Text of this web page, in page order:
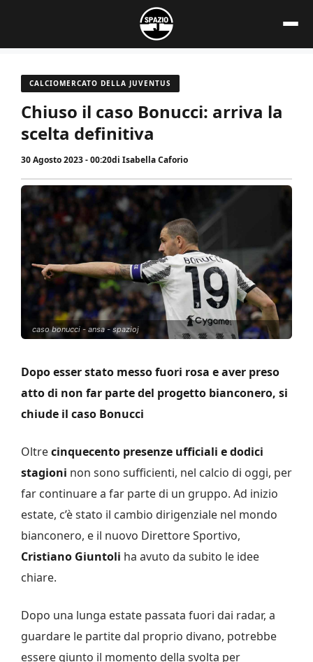
contenuto
CALCIOMERCATO DELLA JUVENTUS
Chiuso il caso Bonucci: arriva la
scelta definitiva
30 Agosto 2023 - 00:20di Isabella Caforio
caso bonucci - ansa - spazioj
Dopo esser stato messo fuori rosa e aver preso
atto di non far parte del progetto bianconero, si
chiude il caso Bonucci
Oltrecinquecento presenze ufficiali e dodici
stagioni non sono sufficienti, nel calcio di oggi, per
far continuare a far parte di un gruppo. Ad inizio
estate, c’è stato il cambio dirigenziale nel mondo
bianconero, e il nuovo Direttore Sportivo,
Cristiano Giuntoli ha avuto da subito le idee
chiare.
Dopo una lunga estate passata fuori dai radar, a
guardare le partite dal proprio divano, potrebbe
essere giunto il momento della svolta per